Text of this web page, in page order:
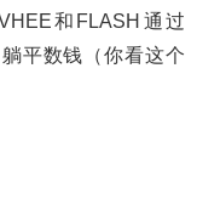
和 FLASH 通过
平数钱（你看这个